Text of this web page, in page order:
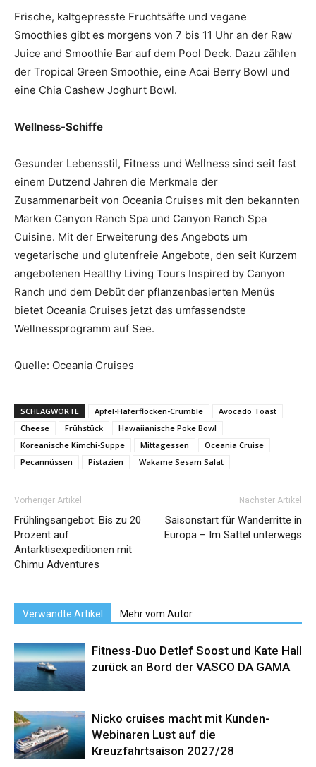
Frische, kaltgepresste Fruchtsäfte und vegane
Smoothies gibt es morgens von 7 bis 11 Uhr an der Raw
Juice and Smoothie Bar auf dem Pool Deck. Dazu zählen
der Tropical Green Smoothie, eine Acai Berry Bowl und
eine Chia Cashew Joghurt Bowl.
Wellness-Schiffe
Gesunder Lebensstil, Fitness und Wellness sind seit fast
einem Dutzend Jahren die Merkmale der
Zusammenarbeit von Oceania Cruises mit den bekannten
Marken Canyon Ranch Spa und Canyon Ranch Spa
Cuisine. Mit der Erweiterung des Angebots um
vegetarische und glutenfreie Angebote, den seit Kurzem
angebotenen Healthy Living Tours Inspired by Canyon
Ranch und dem Debüt der pflanzenbasierten Menüs
bietet Oceania Cruises jetzt das umfassendste
Wellnessprogramm auf See.
Quelle: Oceania Cruises
SCHLAGWORTE Apfel-Haferflocken-Crumble
Avocado Toast
Cheese
Frühstück
Hawaiianische Poke Bowl
Koreanische Kimchi-Suppe
Mittagessen
Oceania Cruise
Pecannüssen
Pistazien Wakame Sesam Salat
Vorheriger Artikel
Frühlingsangebot: Bis zu 20
Prozent auf
Antarktisexpeditionen mit
Chimu Adventures
Nächster Artikel
Saisonstart für Wanderritte in
Europa – Im Sattel unterwegs
Verwandte Artikel Mehr vom Autor
Fitness-Duo Detlef Soost und Kate Hall
zurück an Bord der VASCO DA GAMA
Nicko cruises macht mit Kunden-
Webinaren Lust auf die
Kreuzfahrtsaison 2027/28